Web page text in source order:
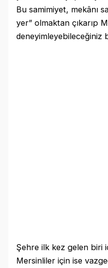
Bu samimiyet, mekânı
yer” olmaktan çıkarıp
deneyimleyebileceğiniz
Şehre ilk kez gelen biri
Mersinliler için ise